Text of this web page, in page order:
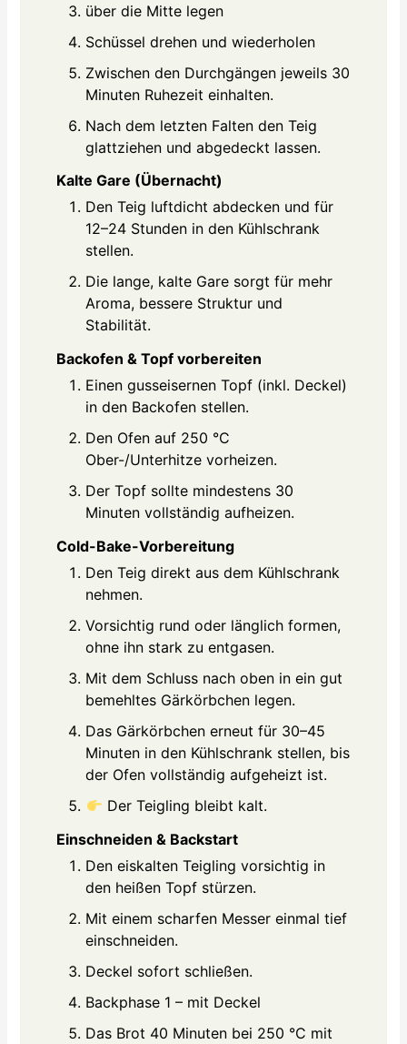
über die Mitte legen
Schüssel drehen und wiederholen
Zwischen den Durchgängen jeweils 30
Minuten Ruhezeit einhalten.
Nach dem letzten Falten den Teig
glattziehen und abgedeckt lassen.
Kalte Gare (Übernacht)
Den Teig luftdicht abdecken und für
12–24 Stunden in den Kühlschrank
stellen.
Die lange, kalte Gare sorgt für mehr
Aroma, bessere Struktur und
Stabilität.
Backofen & Topf vorbereiten
Einen gusseisernen Topf (inkl. Deckel)
in den Backofen stellen.
Den Ofen auf 250 °C
Ober-/Unterhitze vorheizen.
Der Topf sollte mindestens 30
Minuten vollständig aufheizen.
Cold-Bake-Vorbereitung
Den Teig direkt aus dem Kühlschrank
nehmen.
Vorsichtig rund oder länglich formen,
ohne ihn stark zu entgasen.
Mit dem Schluss nach oben in ein gut
bemehltes Gärkörbchen legen.
Das Gärkörbchen erneut für 30–45
Minuten in den Kühlschrank stellen, bis
der Ofen vollständig aufgeheizt ist.
Der Teigling bleibt kalt.
Einschneiden & Backstart
Den eiskalten Teigling vorsichtig in
den heißen Topf stürzen.
Mit einem scharfen Messer einmal tief
einschneiden.
Deckel sofort schließen.
Backphase 1 – mit Deckel
Das Brot 40 Minuten bei 250 °C mit